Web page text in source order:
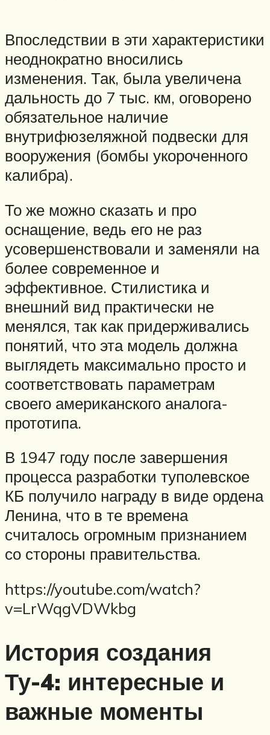
Впоследствии в эти характеристики
неоднократно вносились
изменения. Так, была увеличена
дальность до 7 тыс. км, оговорено
обязательное наличие
внутрифюзеляжной подвески для
вооружения (бомбы укороченного
калибра).
То же можно сказать и про
оснащение, ведь его не раз
усовершенствовали и заменяли на
более современное и
эффективное. Стилистика и
внешний вид практически не
менялся, так как придерживались
понятий, что эта модель должна
выглядеть максимально просто и
соответствовать параметрам
своего американского аналога-
прототипа.
В 1947 году после завершения
процесса разработки туполевское
КБ получило награду в виде ордена
Ленина, что в те времена
считалось огромным признанием
со стороны правительства.
https://youtube.com/watch?
v=LrWqgVDWkbg
История создания
Ту-4: интересные и
важные моменты